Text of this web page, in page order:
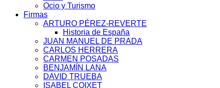
Ocio y Turismo
Firmas
ARTURO PÉREZ-REVERTE
Historia de España
JUAN MANUEL DE PRADA
CARLOS HERRERA
CARMEN POSADAS
BENJAMÍN LANA
DAVID TRUEBA
ISABEL COIXET